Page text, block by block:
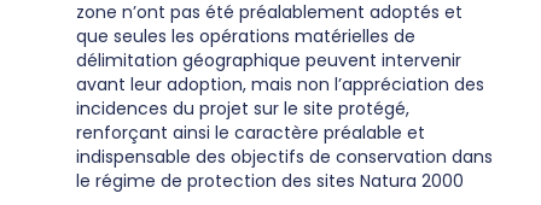
zone n’ont pas été préalablement adoptés et
que seules les opérations matérielles de
délimitation géographique peuvent intervenir
avant leur adoption, mais non l’appréciation des
incidences du projet sur le site protégé,
renforçant ainsi le caractère préalable et
indispensable des objectifs de conservation dans
le régime de protection des sites Natura 2000